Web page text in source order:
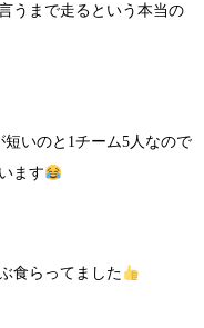
うまで走るという本当の
いのと1チーム5人なので
ます
食らってました